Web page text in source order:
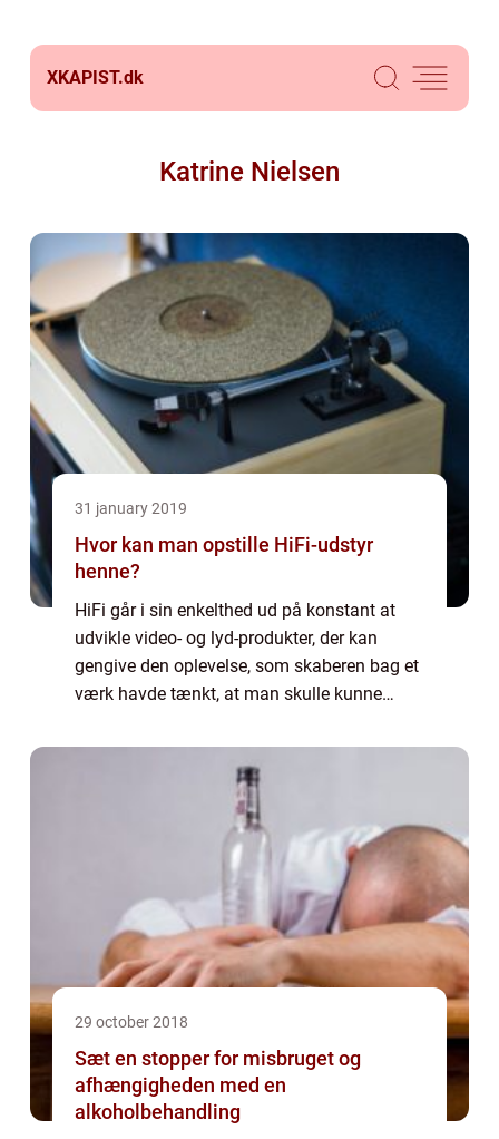
XKAPIST.dk
Katrine Nielsen
31 january 2019
Hvor kan man opstille HiFi-udstyr
henne?
HiFi går i sin enkelthed ud på konstant at
udvikle video- og lyd-produkter, der kan
gengive den oplevelse, som skaberen bag et
værk havde tænkt, at man skulle kunne
skabelsesprocessen og kunn...
29 october 2018
Sæt en stopper for misbruget og
afhængigheden med en
alkoholbehandling